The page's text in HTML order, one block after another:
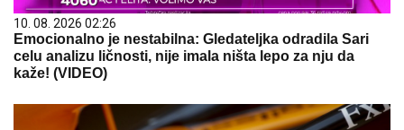
10. 08. 2026 02:26
Emocionalno je nestabilna: Gledateljka odradila Sari
celu analizu ličnosti, nije imala ništa lepo za nju da
kaže! (VIDEO)